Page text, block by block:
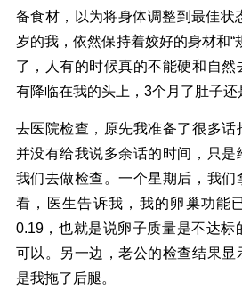
备食材，以为将身体调整到最佳状
岁的我，依然保持着姣好的身材和“
了，人有的时候真的不能硬和自
有降临在我的头上，3个月了肚子还
去医院检查，原先我准备了很多话
并没有给我说多余话的时间，只是
我们去做检查。一个星期后，我们
看，医生告诉我，我的卵巢功能
0.19，也就是说卵子质量是不达标
可以。另一边，老公的检查结果显
是我拖了后腿。